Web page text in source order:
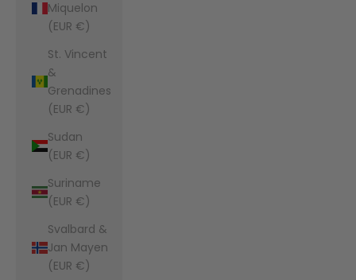
Miquelon
(EUR €)
St. Vincent
&
Grenadines
(EUR €)
Sudan
(EUR €)
Suriname
(EUR €)
Svalbard &
Jan Mayen
(EUR €)